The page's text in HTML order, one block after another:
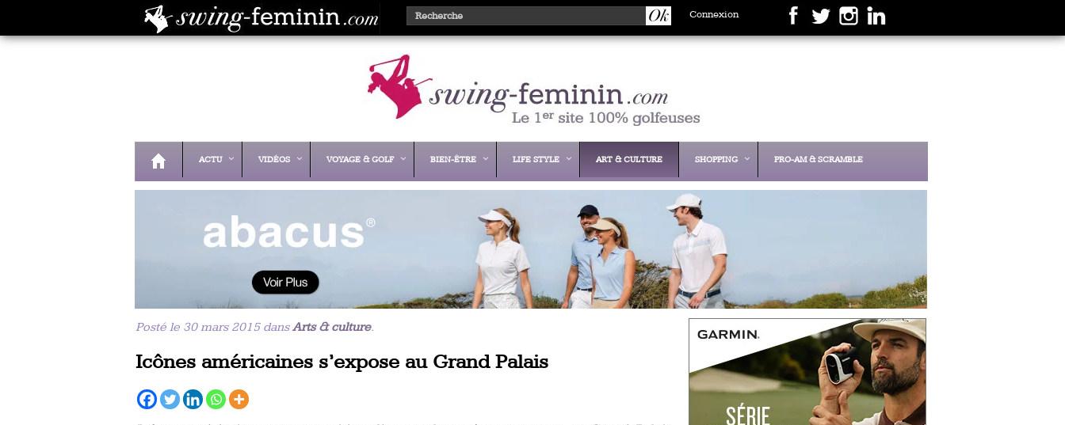
Connexion
ACTU VIDÉOS VOYAGE & GOLF BIEN-ÊTRE LIFE STYLE ART & CULTURE SHOPPING PRO-AM & SCRAMBLE
Posté le 30 mars 2015 dansArts & culture.
Icônes américaines s’expose au Grand Palais